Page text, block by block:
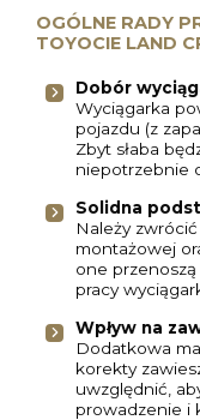
OGÓLNE RADY
TOYOCIE LAND
Dobór
Wyciągarka
pojazdu (z
Zbyt słaba
niepotrzebnie
Solidna
Należy
montażowej
one
pracy
Wpływ na
Dodatkowa
korekty
uwzględnić,
prowadzenie i